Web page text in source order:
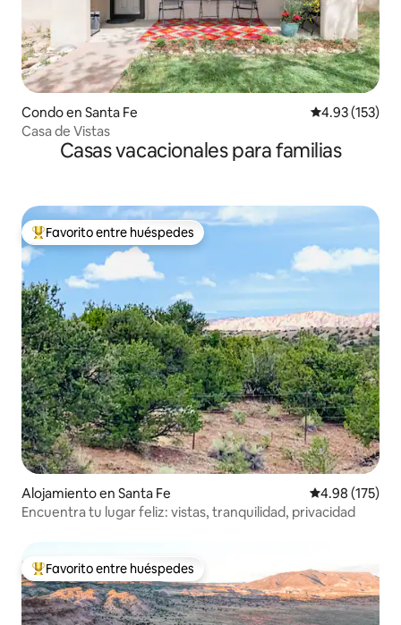
Condo en Santa Fe Calificación
4.93 (153)
Casa de Vistas
Casas vacacionales para familias
Favorito entre huéspedes preferido
Favorito entre huéspedes
Alojamiento en Santa Fe Calificación
4.98 (175)
Encuentra tu lugar feliz: vistas, tranquilidad, privacidad
Favorito entre huéspedes preferido
Favorito entre huéspedes